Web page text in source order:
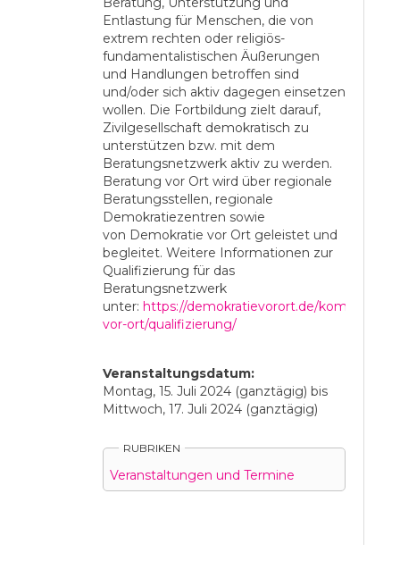
Entlastung für Menschen, die von
extrem rechten oder religiös-
fundamentalistischen Äußerungen
und Handlungen betroffen sind
und/oder sich aktiv dagegen einsetzen
wollen. Die Fortbildung zielt darauf,
Zivilgesellschaft demokratisch zu
unterstützen bzw. mit dem
Beratungsnetzwerk aktiv zu werden.
Beratung vor Ort wird über regionale
Beratungsstellen, regionale
Demokratiezentren sowie
von Demokratie vor Ort geleistet und
begleitet. Weitere Informationen zur
Qualifizierung für das
Beratungsnetzwerk
unter: https://demokratievorort.de/kompetent-
vor-ort/qualifizierung/
Veranstaltungsdatum:
Montag, 15. Juli 2024 (ganztägig) bis
Mittwoch, 17. Juli 2024 (ganztägig)
RUBRIKEN
Veranstaltungen und Termine